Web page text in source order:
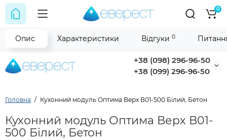
+38 (098) 296-96-50
+38 (099) 296-96-50
0
Головна Кухонний модуль Оптима Верх В01-500 Білий, Бетон
Кухонний модуль Оптима Верх В01-
500 Білий, Бетон
Опис Характеристики Відгуки 0